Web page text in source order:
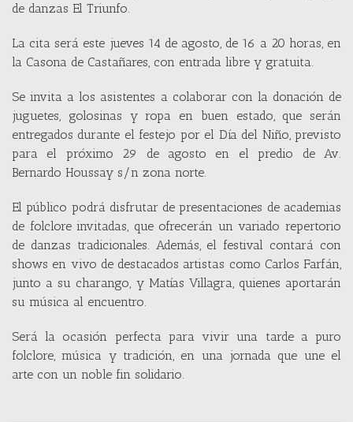
de danzas El Triunfo.
La cita será este jueves 14 de agosto, de 16 a 20 horas, en
la Casona de Castañares, con entrada libre y gratuita.
Se invita a los asistentes a colaborar con la donación de
juguetes, golosinas y ropa en buen estado, que serán
entregados durante el festejo por el Día del Niño, previsto
para el próximo 29 de agosto en el predio de Av.
Bernardo Houssay s/n zona norte.
El público podrá disfrutar de presentaciones de academias
de folclore invitadas, que ofrecerán un variado repertorio
de danzas tradicionales. Además, el festival contará con
shows en vivo de destacados artistas como Carlos Farfán,
junto a su charango, y Matías Villagra, quienes aportarán
su música al encuentro.
Será la ocasión perfecta para vivir una tarde a puro
folclore, música y tradición, en una jornada que une el
arte con un noble fin solidario.